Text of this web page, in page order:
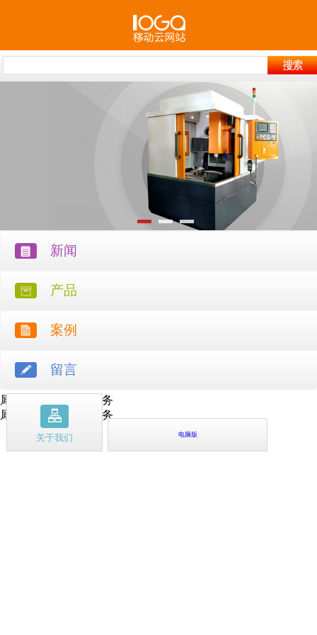
新闻
产品
案例
留言
关于我们 电脑版
犀牛云提供云计算服务
犀牛云提供企业云服务